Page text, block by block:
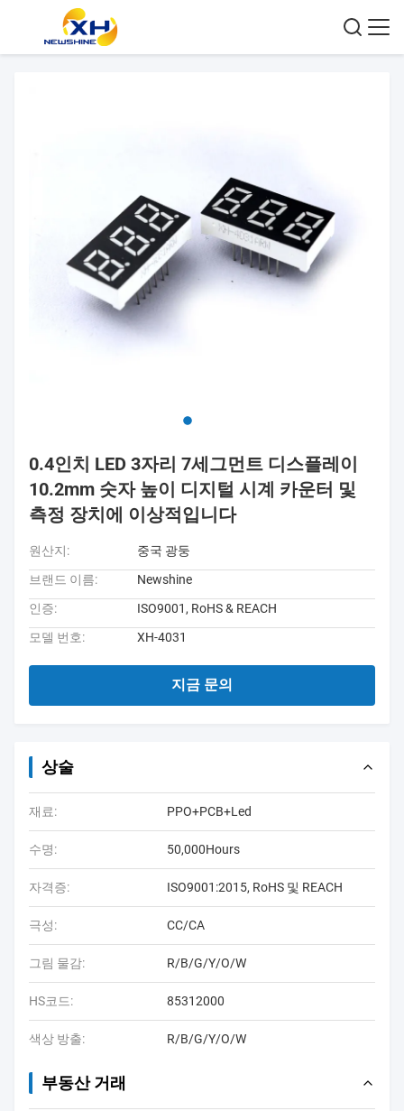
0.4인치 LED 3자리 7세그먼트 디스플레이
10.2mm 숫자 높이 디지털 시계 카운터 및
측정 장치에 이상적입니다
원산지:
중국 광둥
브랜드 이름:
Newshine
인증:
ISO9001, RoHS & REACH
모델 번호:
XH-4031
지금 문의
상술
재료: PPO+PCB+Led
수명: 50,000Hours
자격증: ISO9001:2015, RoHS 및 REACH
극성: CC/CA
그림 물감: R/B/G/Y/O/W
HS코드: 85312000
색상 방출: R/B/G/Y/O/W
부동산 거래